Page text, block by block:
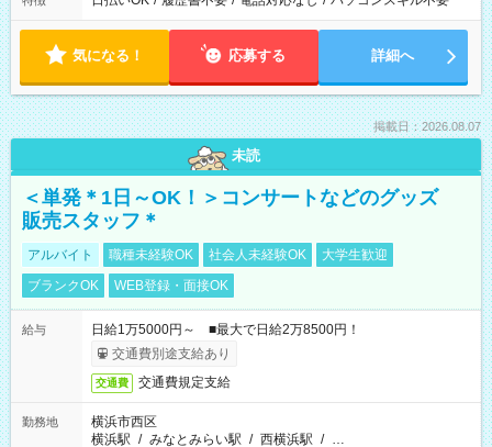
気になる！ 応募する 詳細へ
掲載日：2026.08.07
未読
＜単発＊1日～OK！＞コンサートなどのグッズ
販売スタッフ＊
アルバイト 職種未経験OK 社会人未経験OK
大学生歓迎
ブランクOK
WEB登録・面接OK
給与
日給1万5000円～ ■最大で日給2万8500円！
交通費別途支給あり
交通費 交通費規定支給
勤務地
横浜市西区
横浜駅 / みなとみらい駅 / 西横浜駅 / …